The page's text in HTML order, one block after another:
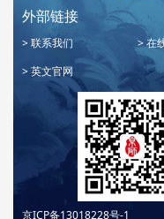
外部链接
联系我们 在
英文官网
京ICP备13018228号-1